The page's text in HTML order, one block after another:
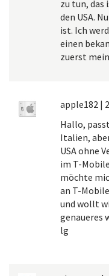
zu tun,
den USA.
ist. Ich
einen
zuerst
apple182 |
Hallo,
Italien,
USA ohne
im T-
möchte
an T-
und wollt
genaueres
lg